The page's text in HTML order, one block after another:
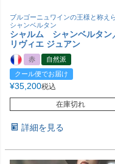
ブルゴーニュワインの王様と称え
シャンベルタン
シャルム シャンベルタン
リヴィエ ジュアン
赤
自然派
クール便でお届け
¥35,200税込
在庫切れ
詳細を見る